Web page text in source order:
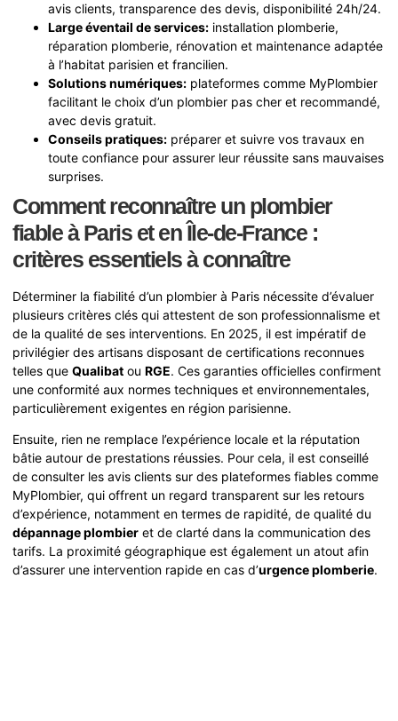
avis clients, transparence des devis, disponibilité 24h/24.
Large éventail de services: installation plomberie,
réparation plomberie, rénovation et maintenance adaptée
à l’habitat parisien et francilien.
Solutions numériques: plateformes comme MyPlombier
facilitant le choix d’un plombier pas cher et recommandé,
avec devis gratuit.
Conseils pratiques: préparer et suivre vos travaux en
toute confiance pour assurer leur réussite sans mauvaises
surprises.
Comment reconnaître un plombier
fiable à Paris et en Île-de-France :
critères essentiels à connaître
Déterminer la fiabilité d’un plombier à Paris nécessite d’évaluer
plusieurs critères clés qui attestent de son professionnalisme et
de la qualité de ses interventions. En 2025, il est impératif de
privilégier des artisans disposant de certifications reconnues
telles que Qualibat ou RGE. Ces garanties officielles confirment
une conformité aux normes techniques et environnementales,
particulièrement exigentes en région parisienne.
Ensuite, rien ne remplace l’expérience locale et la réputation
bâtie autour de prestations réussies. Pour cela, il est conseillé
de consulter les avis clients sur des plateformes fiables comme
MyPlombier, qui offrent un regard transparent sur les retours
d’expérience, notamment en termes de rapidité, de qualité du
dépannage plombier et de clarté dans la communication des
tarifs. La proximité géographique est également un atout afin
d’assurer une intervention rapide en cas d’urgence plomberie.